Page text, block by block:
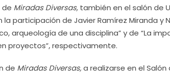
de Miradas Diversas, también en el salón de
la participación de Javier Ramírez Miranda y
arqueología de una disciplina” y de “La
proyectos”, respectivamente.
de Miradas Diversas,a realizarse en el